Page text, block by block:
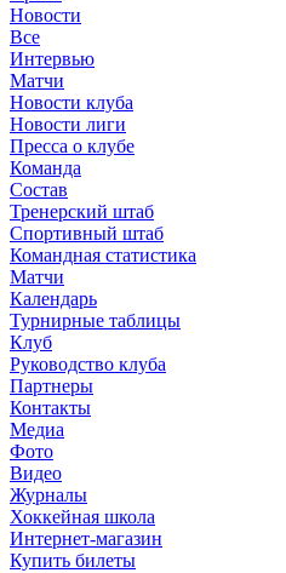
Новости
Все
Интервью
Матчи
Новости клуба
Новости лиги
Пресса о клубе
Команда
Состав
Тренерский штаб
Спортивный штаб
Командная статистика
Матчи
Календарь
Турнирные таблицы
Клуб
Руководство клуба
Партнеры
Контакты
Медиа
Фото
Видео
Журналы
Хоккейная школа
Интернет-магазин
Купить билеты